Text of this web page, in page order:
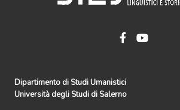
Dipartimento di Studi Umanistici
Università degli Studi di Salerno